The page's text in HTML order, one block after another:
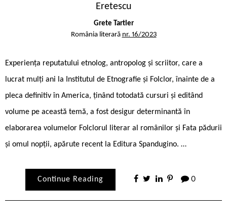
Eretescu
Grete Tartler
România literară nr. 16/2023
Experiența reputatului etnolog, antropolog și scriitor, care a
lucrat mulți ani la Institutul de Etnografie și Folclor, înainte de a
pleca definitiv în America, ținând totodată cursuri și editând
volume pe această temă, a fost desigur determinantă în
elaborarea volumelor Folclorul literar al românilor și Fata pădurii
și omul nopții, apărute recent la Editura Spandugino. …
Continue Reading 0